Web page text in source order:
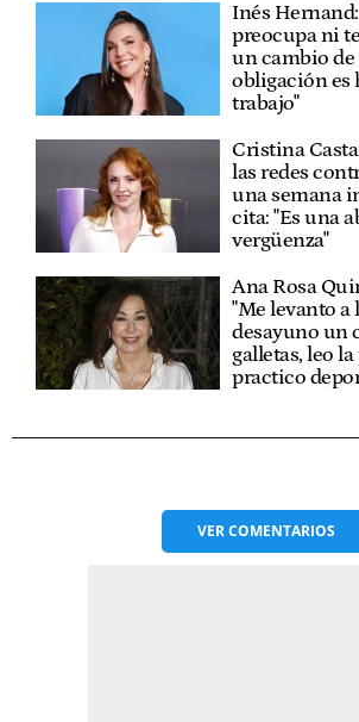
Inés
preocupa ni
un cambio
obligación es
trabajo"
Cristina
las redes
una semana
cita: "Es una
vergüenza"
Ana Rosa
"Me levanto a
desayuno un
galletas, leo
practico
VERCOMENTARIOS